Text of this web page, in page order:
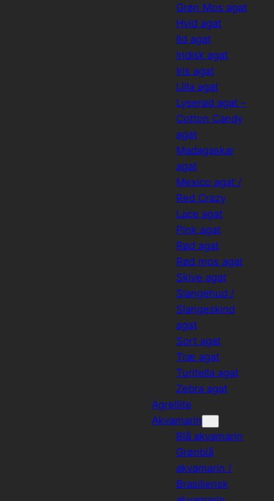
Grøn Mos agat
Hvid agat
Ild agat
Indisk agat
Iris agat
Lilla agat
Lyserød agat –
Cotton Candy
agat
Madagaskar
agat
Mexico agat /
Red Crazy
Lace agat
Pink agat
Rød agat
Rød mos agat
Skive agat
Slangehud /
Slangeskind
agat
Sort agat
Træ agat
Turitella agat
Zebra agat
Agrellite
Akvamarin
Blå akvamarin
Grønblå
akvamarin /
Brasiliensk